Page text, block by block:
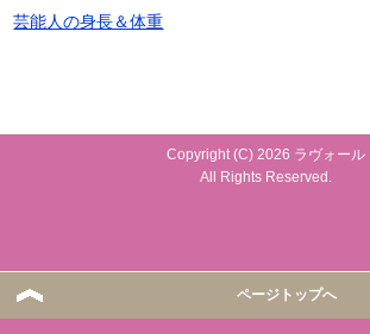
芸能人の身長＆体重
Copyright (C) 2026 ラヴォール
All Rights Reserved.
ページトップへ